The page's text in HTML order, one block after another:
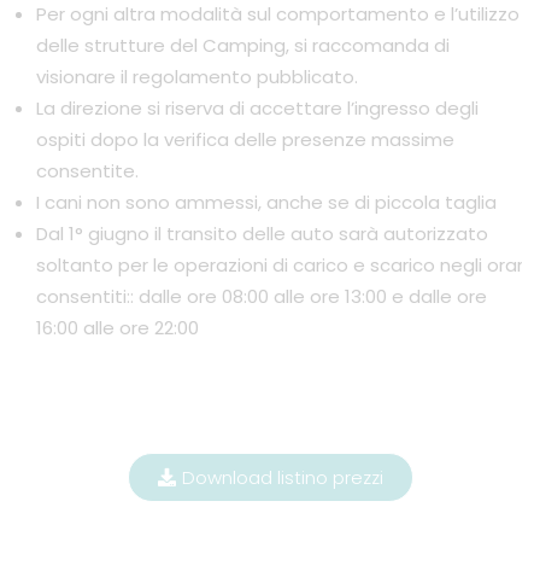
Per ogni altra modalità sul comportamento e l’utilizzo
delle strutture del Camping, si raccomanda di
visionare il regolamento pubblicato.
La direzione si riserva di accettare l’ingresso degli
ospiti dopo la verifica delle presenze massime
consentite.
I cani non sono ammessi, anche se di piccola taglia
Dal 1° giugno il transito delle auto sarà autorizzato
soltanto per le operazioni di carico e scarico negli orari
consentiti:: dalle ore 08:00 alle ore 13:00 e dalle ore
16:00 alle ore 22:00
Download listino prezzi